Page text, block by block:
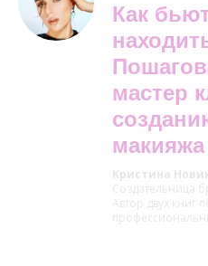
Как
мастер
Кристина
Создательница
Автор двух книг